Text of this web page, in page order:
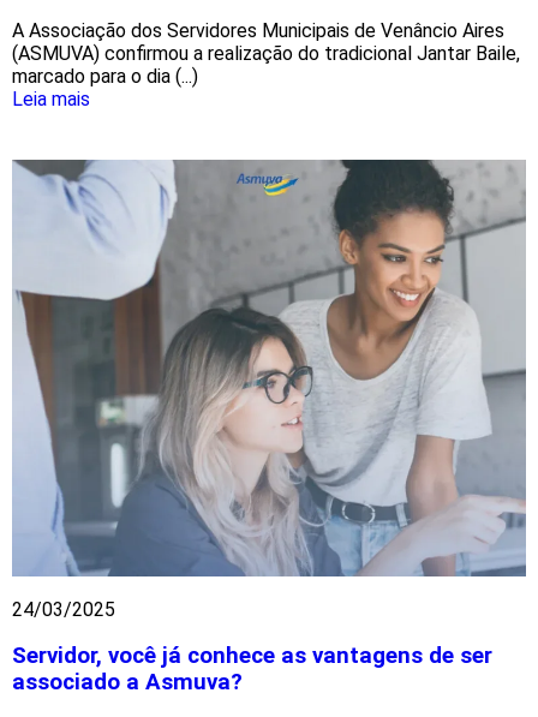
A Associação dos Servidores Municipais de Venâncio Aires
(ASMUVA) confirmou a realização do tradicional Jantar Baile,
marcado para o dia (...)
Leia mais
24/03/2025
Servidor, você já conhece as vantagens de ser
associado a Asmuva?